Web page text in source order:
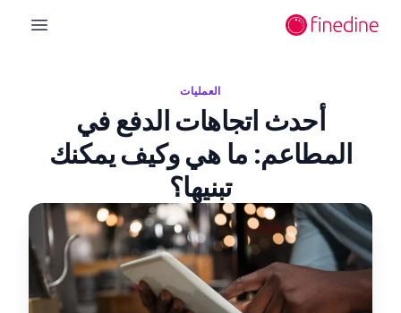
menu
العمليات
أحدث اتجاهات الدفع في
المطاعم: ما هي وكيف يمكنك
تبنيها؟